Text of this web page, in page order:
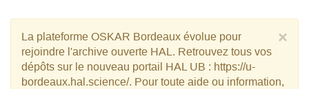
×
La plateforme OSKAR Bordeaux évolue pour
rejoindre l'archive ouverte HAL. Retrouvez tous vos
dépôts sur le nouveau portail HAL UB : https://u-
bordeaux.hal.science/. Pour toute aide ou information,